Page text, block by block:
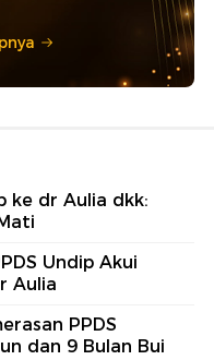
ke dr Aulia dkk:
Undip Akui
Aulia
PPDS
dan 9 Bulan Bui